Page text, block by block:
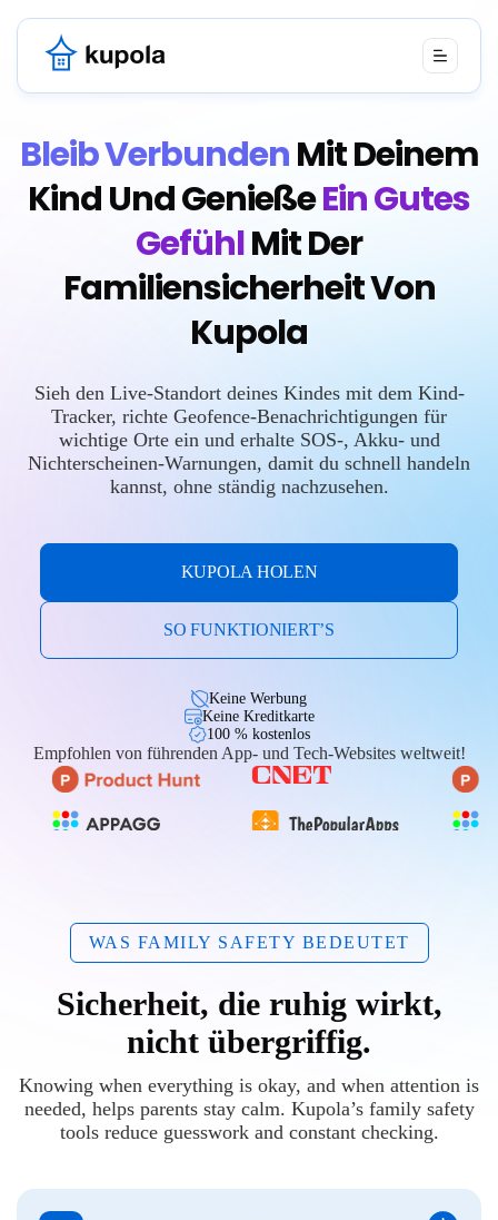
Bleib VerbundenMit Deinem
Kind Und GenießeEin Gutes
GefühlMit Der
Familiensicherheit Von
Kupola
Sieh den Live-Standort deines Kindes mit dem Kind-
Tracker, richte Geofence-Benachrichtigungen für
wichtige Orte ein und erhalte SOS-, Akku- und
Nichterscheinen-Warnungen, damit du schnell handeln
kannst, ohne ständig nachzusehen.
KUPOLA HOLEN
SO FUNKTIONIERT’S
Keine Werbung
Keine Kreditkarte
100 % kostenlos
Empfohlen von führenden App- und Tech-Websites weltweit!
WAS FAMILY SAFETY BEDEUTET
Sicherheit, die ruhig wirkt,
nicht übergriffig.
Knowing when everything is okay, and when attention is
needed, helps parents stay calm. Kupola’s family safety
tools reduce guesswork and constant checking.